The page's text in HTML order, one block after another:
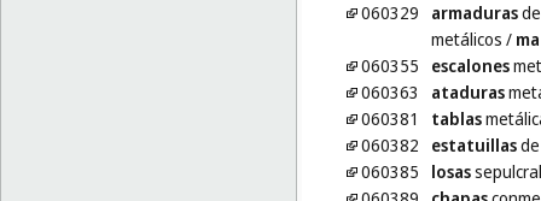
060329
armadurasde
metálicos /
060355
escalones
060363
ataduras
060381
tablas
060382
estatuillasde
060385
losas